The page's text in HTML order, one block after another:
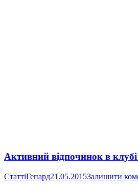
Активний відпочинок в
СтаттіГепард21.05.2015Залишити